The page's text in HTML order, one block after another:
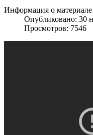
Информация о материале
Опубликовано: 30
Просмотров: 7546